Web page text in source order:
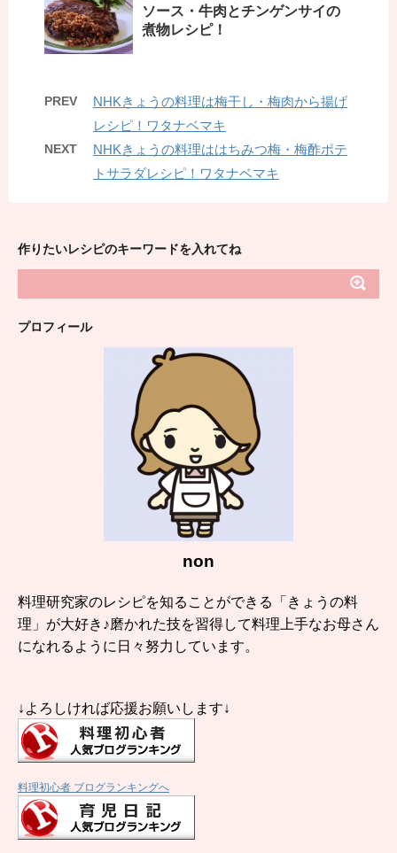
ソース・牛肉とチンゲンサイの
煮物レシピ！
PREV
NHKきょうの料理は梅干し・梅肉から揚げ
レシピ！ワタナベマキ
NEXT
NHKきょうの料理ははちみつ梅・梅酢ポテ
トサラダレシピ！ワタナベマキ
作りたいレシピのキーワードを入れてね
プロフィール
non
料理研究家のレシピを知ることができる「きょうの料
理」が大好き♪磨かれた技を習得して料理上手なお母さん
になれるように日々努力しています。
↓よろしければ応援お願いします↓
料理初心者 ブログランキングへ